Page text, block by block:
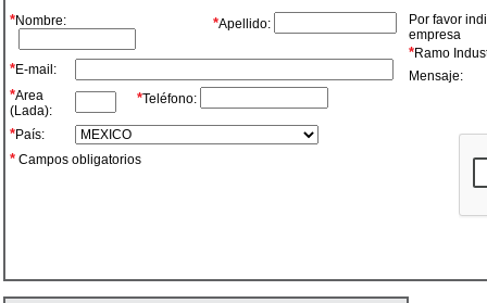
*Nombre: *Apellido:
*E-mail:
*Area
(Lada):
*Teléfono:
*País:
* Campos obligatorios
Por favor
empresa
*Ramo
Mensaje: